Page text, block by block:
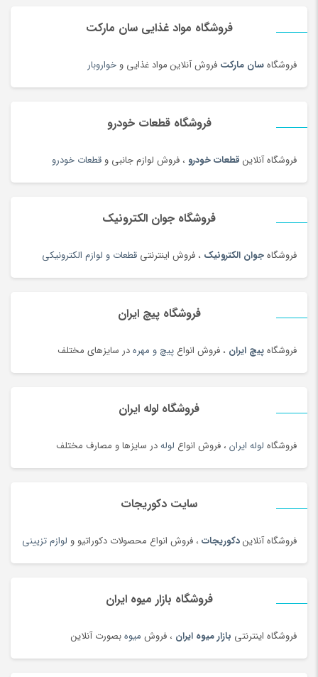
فروشگاه مواد غذایی سان مارکت
فروشگاهسان مارکت فروش آنلاین مواد غذایی و خواروبار
فروشگاه قطعات خودرو
فروشگاه آنلاین قطعات خودرو ، فروش لوازم جانبی و قطعات خودرو
فروشگاه جوان الکترونیک
فروشگاهجوان الکترونیک ، فروش اینترنتی قطعات و لوازم الکترونیکی
فروشگاه پیچ ایران
فروشگاهپیچ ایران ، فروش انواع پیچ و مهرهدر سایزهای مختلف
فروشگاه لوله ایران
فروشگاه لوله ایران ، فروش انواع لولهدر سایزها و مصارف مختلف
سایت دکوریجات
فروشگاه آنلایندکوریجات ، فروش انواع محصولات دکوراتیو و لوازم تزیینی
فروشگاه بازار میوه ایران
فروشگاه اینترنتی بازار میوه ایران ، فروش میوهبصورت آنلاین